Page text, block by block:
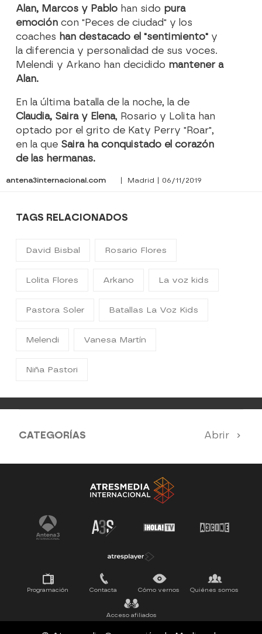
Alan, Marcos y Pablo han sido pura
emoción con "Peces de ciudad" y los
coaches han destacado el "sentimiento" y
la diferencia y personalidad de sus voces.
Melendi y Arkano han decidido mantener a
Alan.
En la última batalla de la noche, la de
Claudia, Saira y Elena, Rosario y Lolita han
optado por el grito de Katy Perry "Roar",
en la que Saira ha conquistado el corazón
de las hermanas.
antena3internacional.com | Madrid | 06/11/2019
TAGS RELACIONADOS
David Bisbal Rosario Flores
Lolita Flores Arkano La voz kids
Pastora Soler Batallas La Voz Kids
Melendi Vanesa Martín
Niña Pastori
CATEGORÍAS Abrir
Antena 3 Noticias El Hormiguero
Tu cara me suena Pasapalabra
Programación Contacta Cómo vernos Quiénes somos
Acceso afiliados